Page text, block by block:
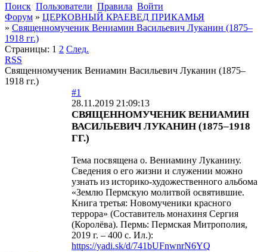
Поиск Пользователи Правила Войти
Форум » ЦЕРКОВНЫЙ КРАЕВЕД ПРИКАМЬЯ
» Священномученик Вениамин Васильевич Луканин (1875–
1918 гг.)
Страницы: 1 2 След.
RSS
Священномученик Вениамин Васильевич Луканин (1875–
1918 гг.)
#1
28.11.2019 21:09:13
СВЯЩЕННОМУЧЕНИК ВЕНИАМИН
ВАСИЛЬЕВИЧ ЛУКАНИН (1875–1918
ГГ.)
Тема посвящена о. Вениамину Луканину.
Сведения о его жизни и служении можно
узнать из историко-художественного альбома
«Землю Пермскую молитвой освятившие.
Книга третья: Новомученики красного
террора» (Составитель монахиня Сергия
(Королёва). Пермь: Пермская Митрополия,
2019 г. – 400 с. Ил.):
https://yadi.sk/d/741bUFnwnrN6YQ